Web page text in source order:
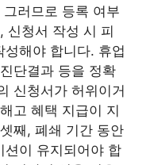
러므로 등록 여부
신청서 작성 시 피
해야 합니다. 휴업
단결과 등을 정확
신청서가 허위이거
고 혜택 지급이 지
째, 폐쇄 기간 동안
션이 유지되어야 합